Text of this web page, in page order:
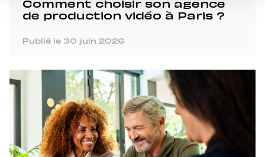
Comment choisir son agence
de production vidéo à Paris ?
Publié le 30 juin 2026